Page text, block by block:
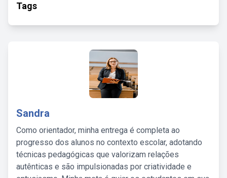
Tags
Sandra
Como orientador, minha entrega é completa ao
progresso dos alunos no contexto escolar, adotando
técnicas pedagógicas que valorizam relações
autênticas e são impulsionadas por criatividade e